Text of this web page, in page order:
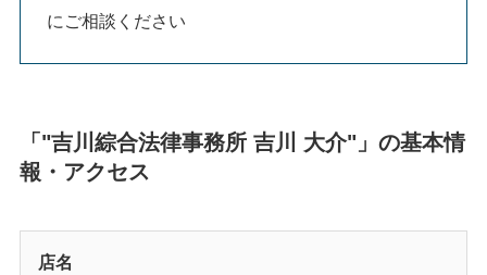
にご相談ください
「"吉川綜合法律事務所 吉川 大介"」の基本情
報・アクセス
店名